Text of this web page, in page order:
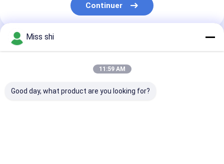
Lingot d'alliage de magnésium
Fil de soudure de magnésium
Continuer
Nos Catégories
Miss shi
11:59 AM
Good day, what product are you looking for?